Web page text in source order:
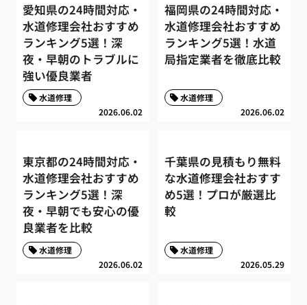
愛知県の24時間対応・
水道修理会社おすすめ
ランキング5選！深
夜・早朝のトラブルに
強い優良業者
2026.06.02
水道修理
福岡県の24時間対応・
水道修理会社おすすめ
ランキング5選！水道
局指定業者を徹底比較
2026.06.02
水道修理
東京都の24時間対応・
水道修理会社おすすめ
ランキング5選！深
夜・早朝でも安心の優
良業者を比較
2026.06.02
水道修理
千葉県の見積もり無料
な水道修理会社おすす
め5選！プロが厳選比
較
2026.05.29
水道修理